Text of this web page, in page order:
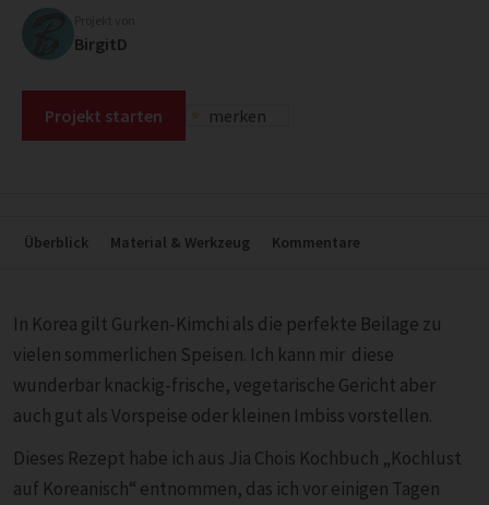
BirgitD
Projekt starten merken
Überblick Material & Werkzeug Kommentare
In Korea gilt Gurken-Kimchi als die perfekte Beilage zu
vielen sommerlichen Speisen. Ich kann mir diese
wunderbar knackig-frische, vegetarische Gericht aber
auch gut als Vorspeise oder kleinen Imbiss vorstellen.
Dieses Rezept habe ich aus Jia Chois Kochbuch „Kochlust
auf Koreanisch“ entnommen, das ich vor einigen Tagen